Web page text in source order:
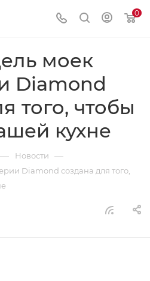
0
моек
Diamond
того, чтобы
кухне
— Новости —
Diamond создана для того,